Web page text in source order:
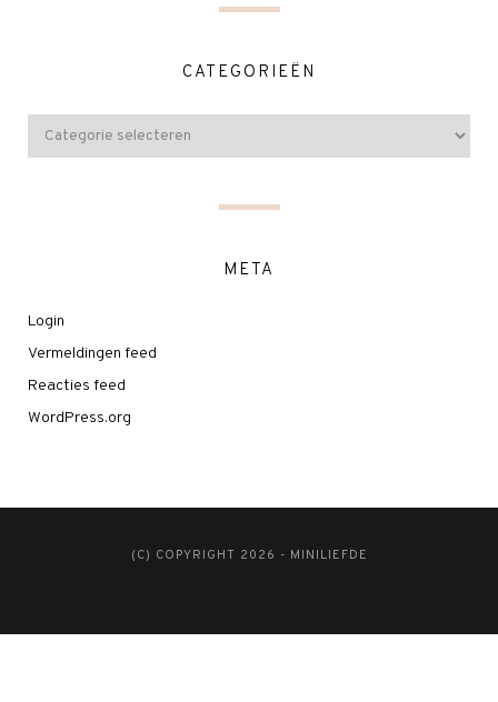
CATEGORIEËN
META
Login
Vermeldingen feed
Reacties feed
WordPress.org
(C) COPYRIGHT 2026 - MINILIEFDE